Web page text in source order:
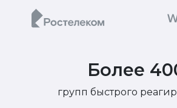
Более
групп быстрого